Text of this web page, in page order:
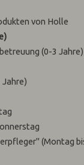
von Holle
(0-3
Jahre)
(Montag